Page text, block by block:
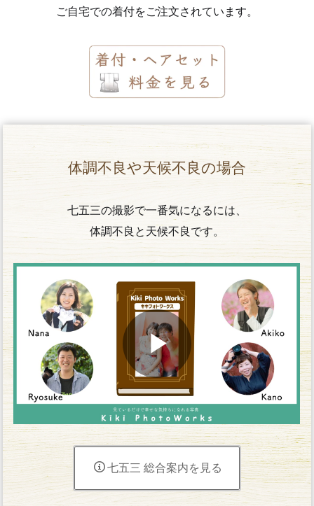
ご自宅での着付をご注文されています。
体調不良や天候不良の場合
七五三の撮影で一番気になるには、
体調不良と天候不良です。
七五三 総合案内を見る